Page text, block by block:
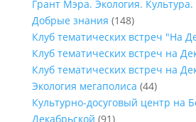
Грант Мэра. Экология.
Добрые знания (148)
Клуб тематических встреч "На
Клуб тематических встреч на
Клуб тематических встреч на
Экология мегаполиса (44)
Культурно-досуговый центр на
Декабрьской (91)